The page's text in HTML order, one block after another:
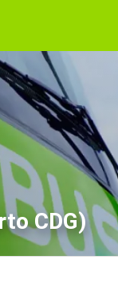
CDG)